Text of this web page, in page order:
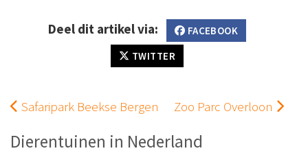
Deel dit artikel via:
FACEBOOK
TWITTER
Safaripark Beekse Bergen Zoo Parc Overloon
Dierentuinen in Nederland